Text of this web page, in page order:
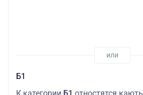
Б1
К категории Б1 отностятся